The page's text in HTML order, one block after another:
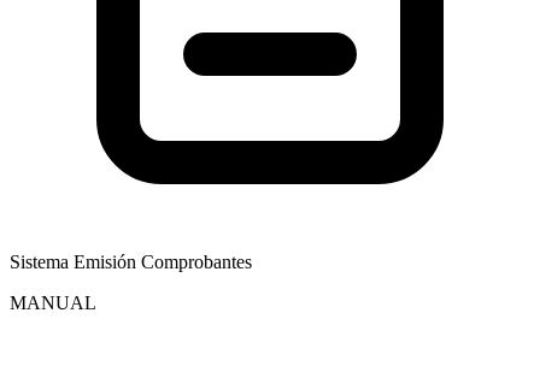
Sistema Emisión Comprobantes
MANUAL